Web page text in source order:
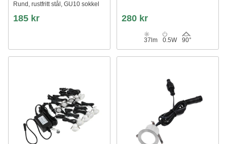
Rund, rustfritt stål, GU10 sokkel
185 kr 280 kr
37lm 0.5W 90°